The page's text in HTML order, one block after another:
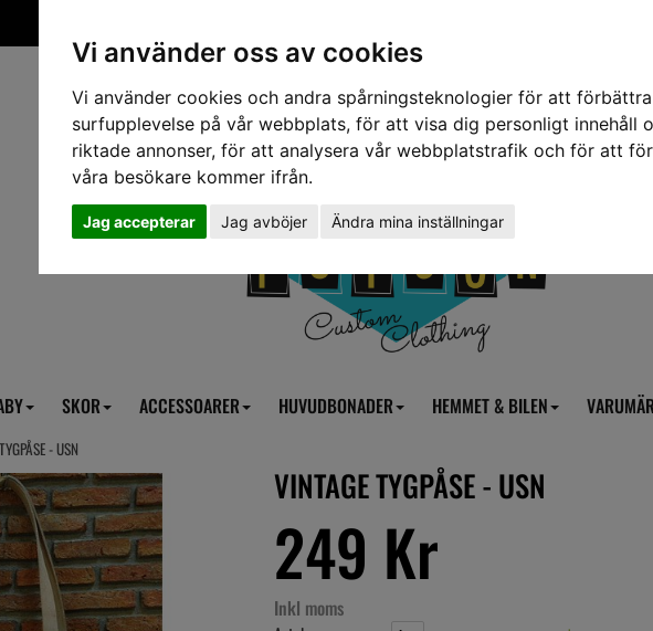
Vi använder oss av cookies
Vi använder cookies och andra spårningsteknologier för att
surfupplevelse på vår webbplats, för att visa dig personligt innehåll
riktade annonser, för att analysera vår webbplatstrafik och för att
våra besökare kommer ifrån.
Jag accepterar Jag avböjer Ändra mina inställningar
SKOR ACCESSOARER HUVUDBONADER HEMMET & BILEN
- USN
VINTAGE TYGPÅSE - USN
249 Kr
Inkl moms